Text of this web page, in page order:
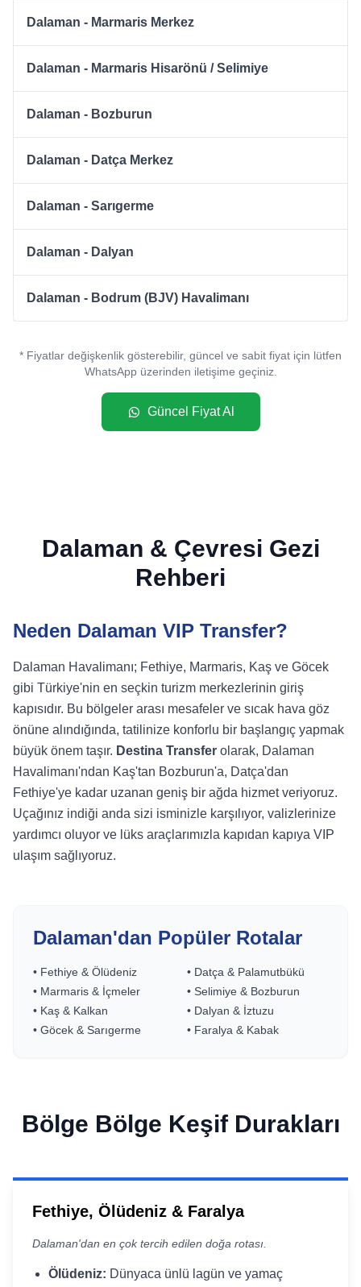
Dalaman - Marmaris Merkez
Dalaman - Marmaris Hisarönü / Selimiye
Dalaman - Bozburun
Dalaman - Datça Merkez
Dalaman - Sarıgerme
Dalaman - Dalyan
Dalaman - Bodrum (BJV) Havalimanı
* Fiyatlar değişkenlik gösterebilir, güncel ve sabit fiyat için lütfen
WhatsApp üzerinden iletişime geçiniz.
Güncel Fiyat Al
Dalaman & Çevresi Gezi
Rehberi
Neden Dalaman VIP Transfer?
Dalaman Havalimanı; Fethiye, Marmaris, Kaş ve Göcek
gibi Türkiye'nin en seçkin turizm merkezlerinin giriş
kapısıdır. Bu bölgeler arası mesafeler ve sıcak hava göz
önüne alındığında, tatilinize konforlu bir başlangıç yapmak
büyük önem taşır. Destina Transfer olarak, Dalaman
Havalimanı'ndan Kaş'tan Bozburun'a, Datça'dan
Fethiye'ye kadar uzanan geniş bir ağda hizmet veriyoruz.
Uçağınız indiği anda sizi isminizle karşılıyor, valizlerinize
yardımcı oluyor ve lüks araçlarımızla kapıdan kapıya VIP
ulaşım sağlıyoruz.
Dalaman'dan Popüler Rotalar
• Fethiye & Ölüdeniz
• Marmaris & İçmeler
• Kaş & Kalkan
• Göcek & Sarıgerme
• Datça & Palamutbükü
• Selimiye & Bozburun
• Dalyan & İztuzu
• Faralya & Kabak
Bölge Bölge Keşif Durakları
Fethiye, Ölüdeniz & Faralya
Dalaman'dan en çok tercih edilen doğa rotası.
Ölüdeniz: Dünyaca ünlü lagün ve yamaç